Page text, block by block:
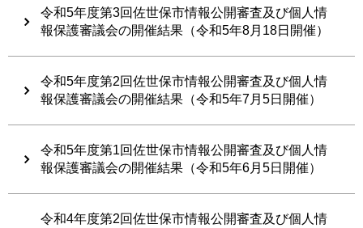
令和5年度第3回佐世保市情報公開審査及び個人情
報保護審議会の開催結果（令和5年8月18日開催）
令和5年度第2回佐世保市情報公開審査及び個人情
報保護審議会の開催結果（令和5年7月5日開催）
令和5年度第1回佐世保市情報公開審査及び個人情
報保護審議会の開催結果（令和5年6月5日開催）
令和4年度第2回佐世保市情報公開審査及び個人情